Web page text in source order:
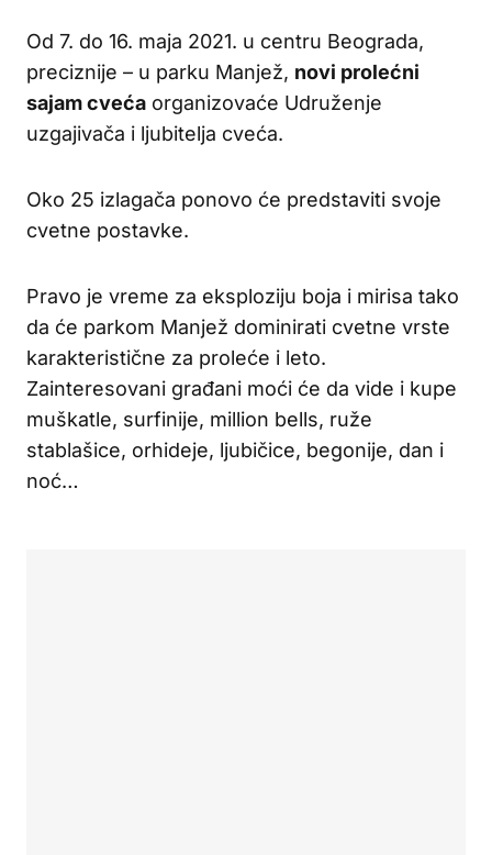
Od 7. do 16. maja 2021. u centru Beograda,
preciznije – u parku Manjež, novi prolećni
sajam cveća organizovaće Udruženje
uzgajivača i ljubitelja cveća.
Oko 25 izlagača ponovo će predstaviti svoje
cvetne postavke.
Pravo je vreme za eksploziju boja i mirisa tako
da će parkom Manjež dominirati cvetne vrste
karakteristične za proleće i leto.
Zainteresovani građani moći će da vide i kupe
muškatle, surfinije, million bells, ruže
stablašice, orhideje, ljubičice, begonije, dan i
noć…